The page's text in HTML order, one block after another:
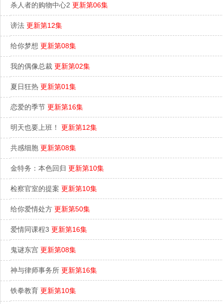
杀人者的购物中心2 更新第06集
谤法 更新第12集
给你梦想 更新第08集
我的偶像总裁 更新第02集
夏日狂热 更新第01集
恋爱的季节 更新第16集
明天也要上班！ 更新第12集
共感细胞 更新第08集
金特务：本色回归 更新第10集
检察官室的提案 更新第10集
给你爱情处方 更新第50集
爱情同课程3 更新第16集
鬼谜东宫 更新第08集
神与律师事务所 更新第16集
铁拳教育 更新第10集